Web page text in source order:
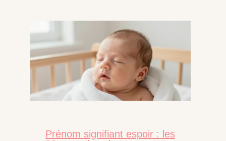
Prénom signifiant espoir : les